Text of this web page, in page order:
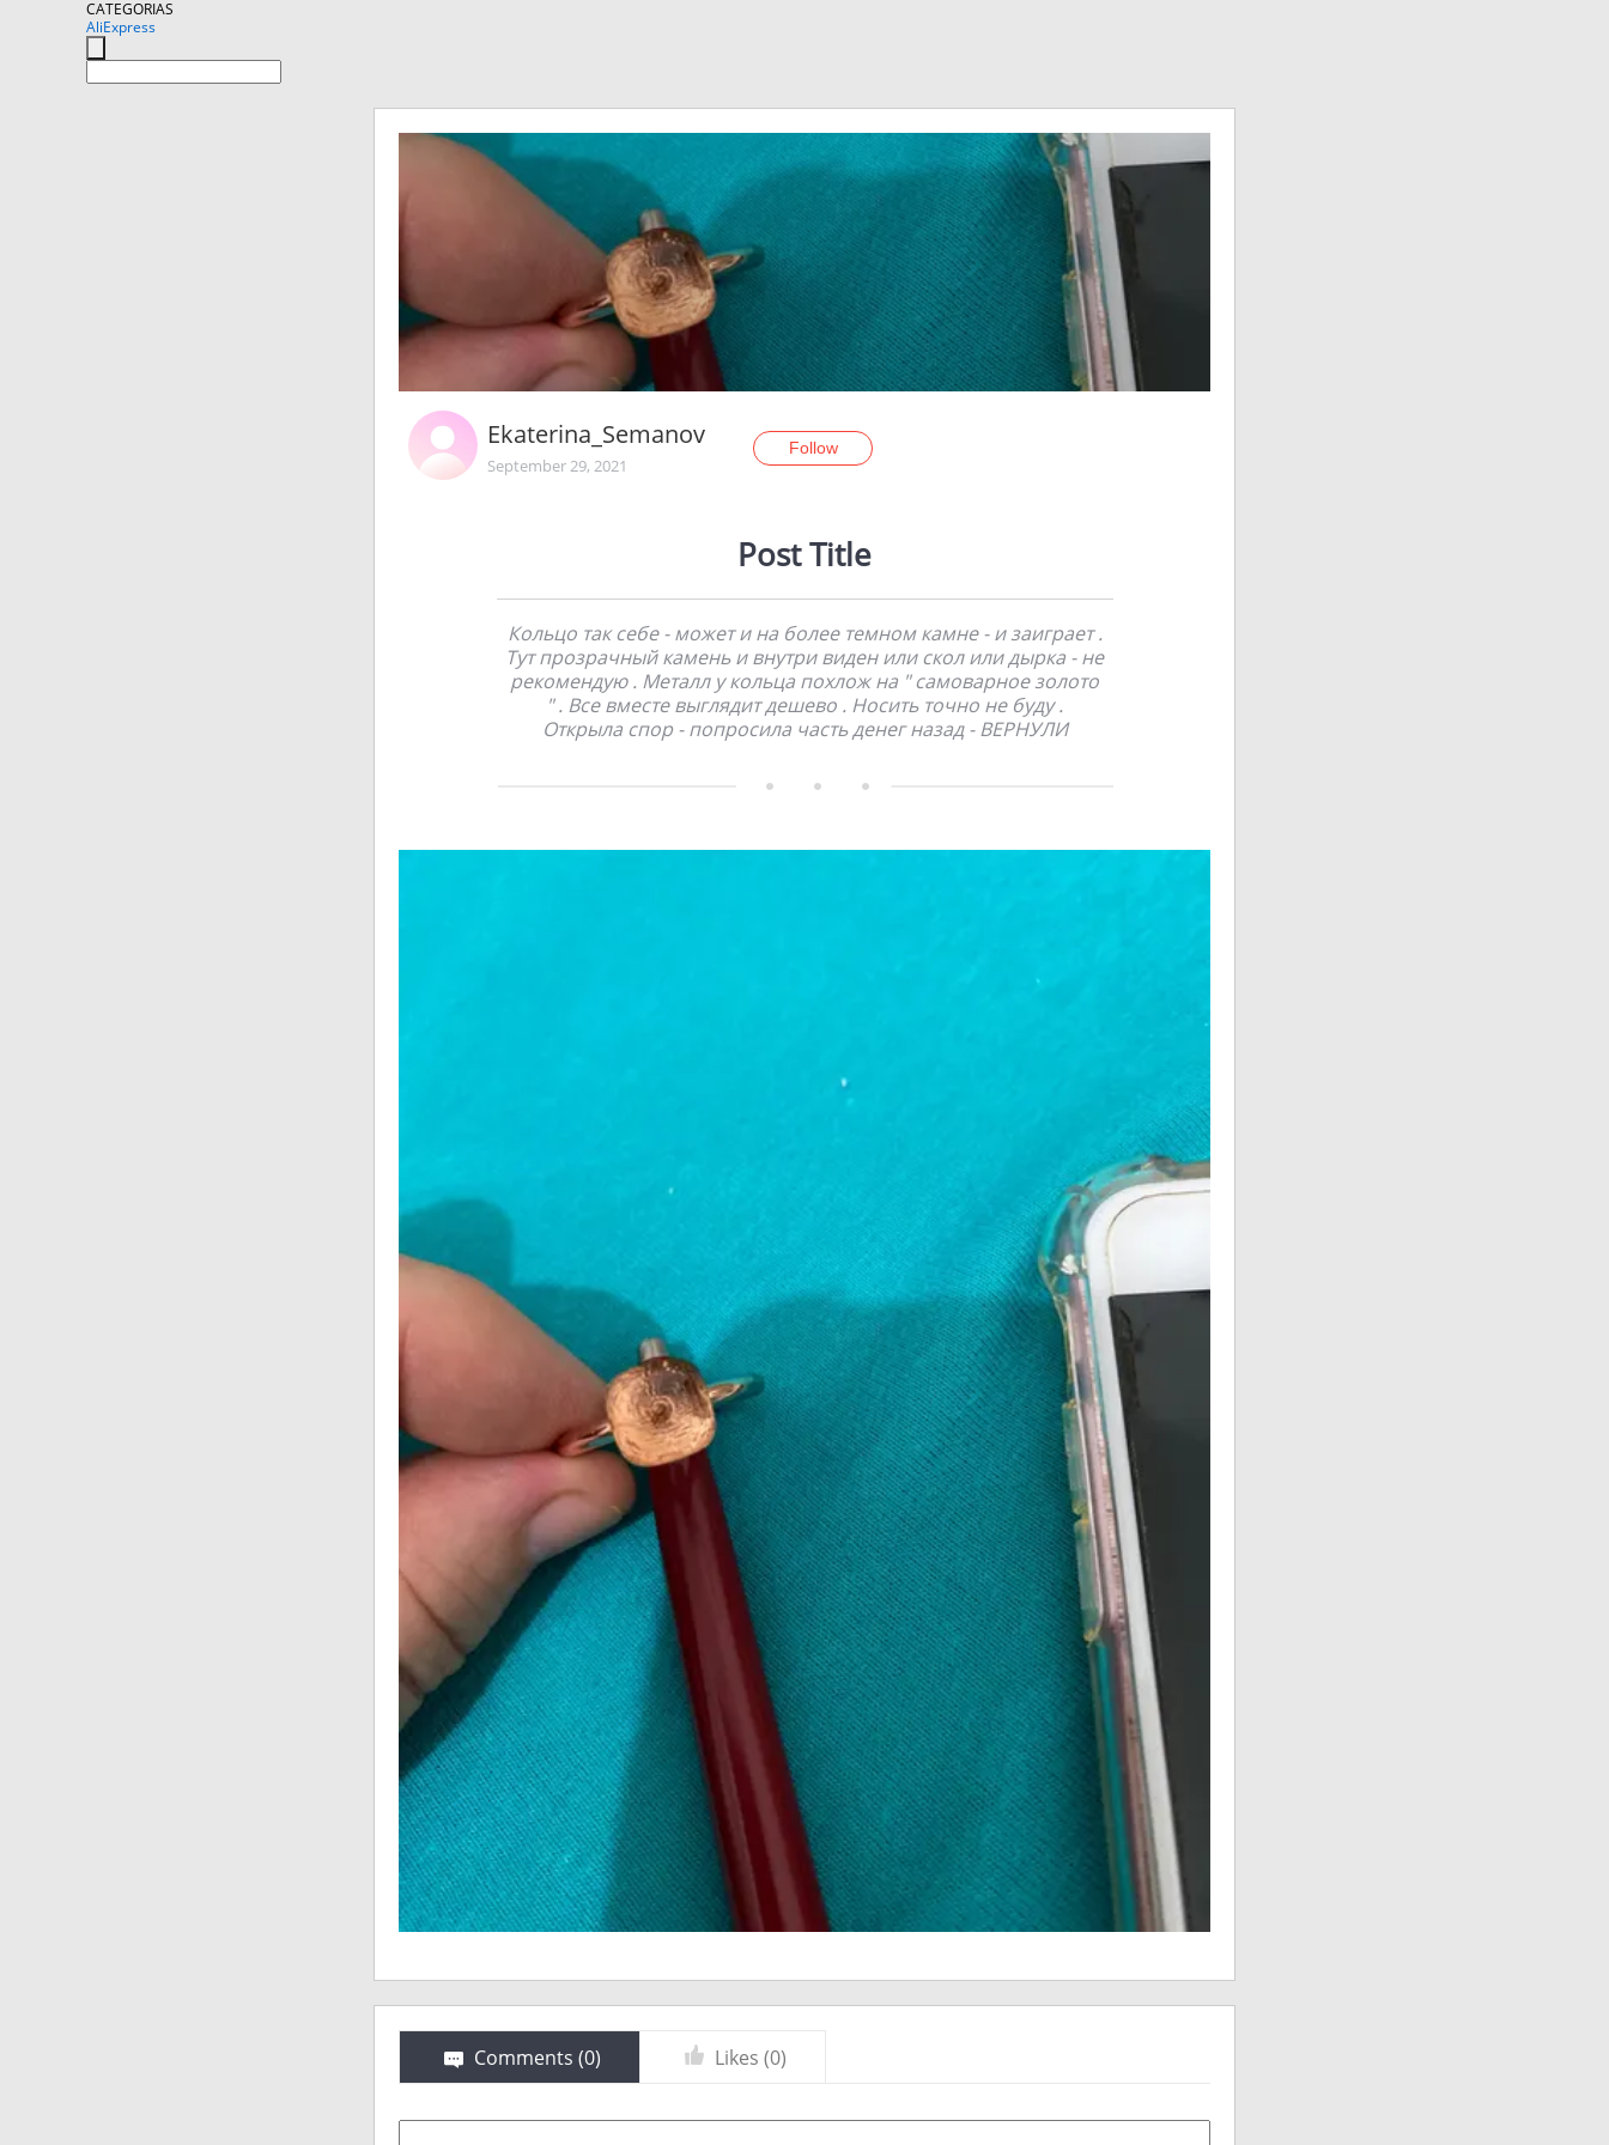
CATEGORIAS
AliExpress
Ekaterina_Semanov
September 29, 2021
Follow
Post Title
Кольцо так себе - может и на более темном камне - и заиграет .
Тут прозрачный камень и внутри виден или скол или дырка - не
рекомендую . Металл у кольца похлож на " самоварное золото
" . Все вместе выглядит дешево . Носить точно не буду .
Открыла спор - попросила часть денег назад - ВЕРНУЛИ
Comments (0) Likes (0)